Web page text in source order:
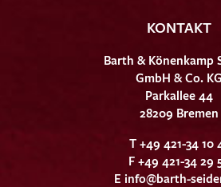
KONTAKT
Barth & Könenkamp
GmbH & Co. KG
Parkallee 44
28209 Bremen
T +49 421-34 10
F +49 421-34 29
E info@barth-